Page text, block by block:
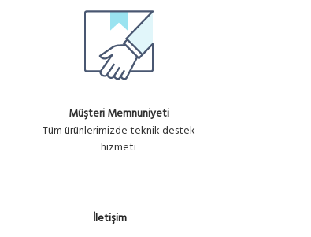
Müşteri Memnuniyeti
Tüm ürünlerimizde teknik destek
hizmeti
İletişim